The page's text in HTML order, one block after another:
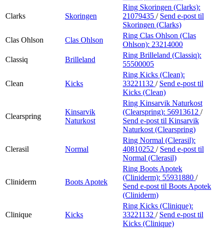
Clarks Skoringen
Ring Skoringen (Clarks):
21079435 / Send e-post til
Skoringen (Clarks)
Clas Ohlson
Clas Ohlson
Ring Clas Ohlson (Clas
Ohlson): 23214000
Classiq
Brilleland
Ring Brilleland (Classiq):
55500005
Clean Kicks
Ring Kicks (Clean):
33221132 / Send e-post til
Kicks (Clean)
Clearspring
Kinsarvik
Naturkost
Ring Kinsarvik Naturkost
(Clearspring): 56913612 /
Send e-post til Kinsarvik
Naturkost (Clearspring)
Clerasil Normal
Ring Normal (Clerasil):
40810252 / Send e-post til
Normal (Clerasil)
Cliniderm Boots Apotek
Ring Boots Apotek
(Cliniderm): 55931880 /
Send e-post til Boots Apotek
(Cliniderm)
Clinique Kicks
Ring Kicks (Clinique):
33221132 / Send e-post til
Kicks (Clinique)